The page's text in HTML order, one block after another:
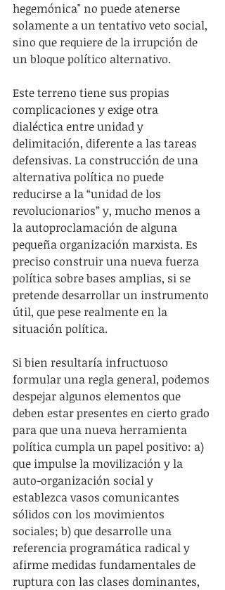
hegemónica" no puede atenerse
solamente a un tentativo veto social,
sino que requiere de la irrupción de
un bloque político alternativo.
Este terreno tiene sus propias
complicaciones y exige otra
dialéctica entre unidad y
delimitación, diferente a las tareas
defensivas. La construcción de una
alternativa política no puede
reducirse a la “unidad de los
revolucionarios” y, mucho menos a
la autoproclamación de alguna
pequeña organización marxista. Es
preciso construir una nueva fuerza
política sobre bases amplias, si se
pretende desarrollar un instrumento
útil, que pese realmente en la
situación política.
Si bien resultaría infructuoso
formular una regla general, podemos
despejar algunos elementos que
deben estar presentes en cierto grado
para que una nueva herramienta
política cumpla un papel positivo: a)
que impulse la movilización y la
auto-organización social y
establezca vasos comunicantes
sólidos con los movimientos
sociales; b) que desarrolle una
referencia programática radical y
afirme medidas fundamentales de
ruptura con las clases dominantes,